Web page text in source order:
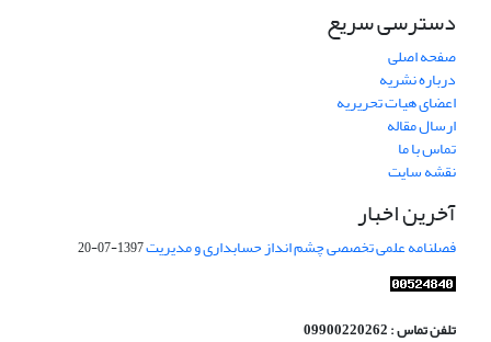
دسترسی سریع
صفحه اصلی
درباره نشریه
اعضای هیات تحریریه
ارسال مقاله
تماس با ما
نقشه سایت
آخرین اخبار
فصلنامه علمی تخصصی چشم انداز حسابداری و مدیریت1397-07-20
تلفن تماس : 09900220262